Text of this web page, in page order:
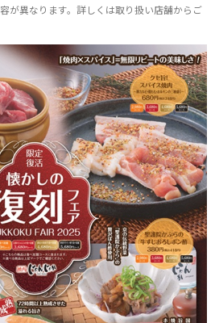
が異なります。詳しくは取り扱い店舗からご